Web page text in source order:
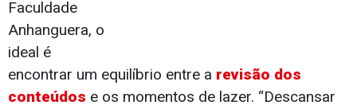
Faculdade
Anhanguera, o
ideal é
encontrar um equilíbrio entre a revisão dos
conteúdos e os momentos de lazer. “Descansar